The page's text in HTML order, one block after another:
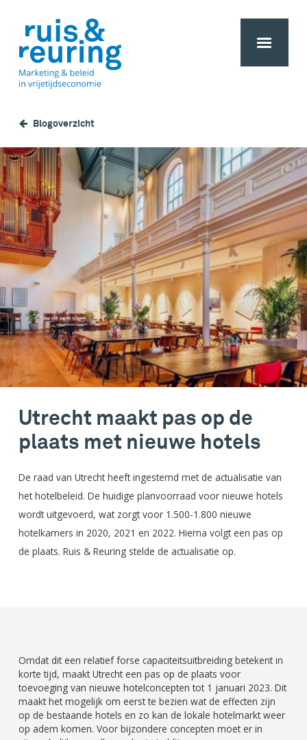
Blogoverzicht
Utrecht maakt pas op de
plaats met nieuwe hotels
De raad van Utrecht heeft ingestemd met de actualisatie van
het hotelbeleid. De huidige planvoorraad voor nieuwe hotels
wordt uitgevoerd, wat zorgt voor 1.500-1.800 nieuwe
hotelkamers in 2020, 2021 en 2022. Hierna volgt een pas op
de plaats. Ruis & Reuring stelde de actualisatie op.
Omdat dit een relatief forse capaciteitsuitbreiding betekent in
korte tijd, maakt Utrecht een pas op de plaats voor
toevoeging van nieuwe hotelconcepten tot 1 januari 2023. Dit
maakt het mogelijk om eerst te bezien wat de effecten zijn
op de bestaande hotels en zo kan de lokale hotelmarkt weer
op adem komen. Voor bijzondere concepten moet er in